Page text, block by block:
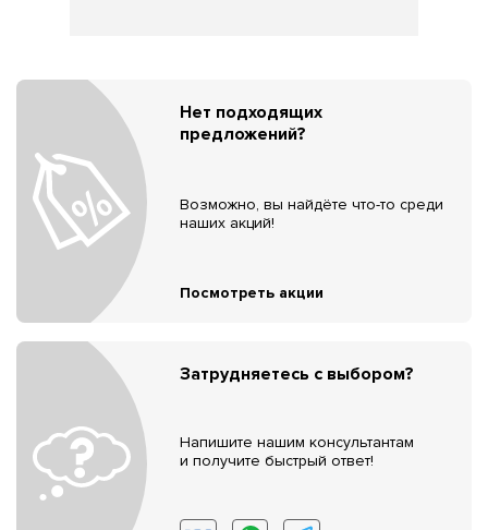
Нет подходящих
предложений?
Возможно, вы найдёте что-то среди
наших акций!
Посмотреть акции
Затрудняетесь с выбором?
Напишите нашим консультантам
и получите быстрый ответ!